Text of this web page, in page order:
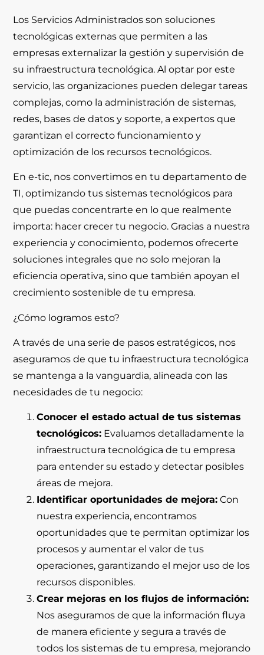
Los Servicios Administrados son soluciones
tecnológicas externas que permiten a las
empresas externalizar la gestión y supervisión de
su infraestructura tecnológica. Al optar por este
servicio, las organizaciones pueden delegar tareas
complejas, como la administración de sistemas,
redes, bases de datos y soporte, a expertos que
garantizan el correcto funcionamiento y
optimización de los recursos tecnológicos.
Ene-tic, nos convertimos en tu departamento de
TI, optimizando tus sistemas tecnológicos para
que puedas concentrarte en lo que realmente
importa: hacer crecer tu negocio. Gracias a nuestra
experiencia y conocimiento, podemos ofrecerte
soluciones integrales que no solo mejoran la
eficiencia operativa, sino que también apoyan el
crecimiento sostenible de tu empresa.
¿Cómo logramos esto?
A través de una serie de pasos estratégicos, nos
aseguramos de que tu infraestructura tecnológica
se mantenga a la vanguardia, alineada con las
necesidades de tu negocio:
Conocer el estado actual de tus sistemas
tecnológicos: Evaluamos detalladamente la
infraestructura tecnológica de tu empresa
para entender su estado y detectar posibles
áreas de mejora.
Identificar oportunidades de mejora: Con
nuestra experiencia, encontramos
oportunidades que te permitan optimizar los
procesos y aumentar el valor de tus
operaciones, garantizando el mejor uso de los
recursos disponibles.
Crear mejoras en los flujos de información:
Nos aseguramos de que la información fluya
de manera eficiente y segura a través de
todos los sistemas de tu empresa, mejorando